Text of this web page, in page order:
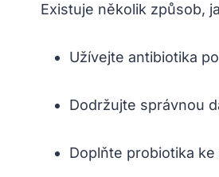
Existuje několik způsob,
Užívejte antibiotika
Dodržujte správnou
Doplňte probiotika